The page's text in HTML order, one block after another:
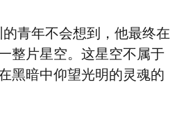
青年不会想到，他最终在
整片星空。这星空不属于
黑暗中仰望光明的灵魂的